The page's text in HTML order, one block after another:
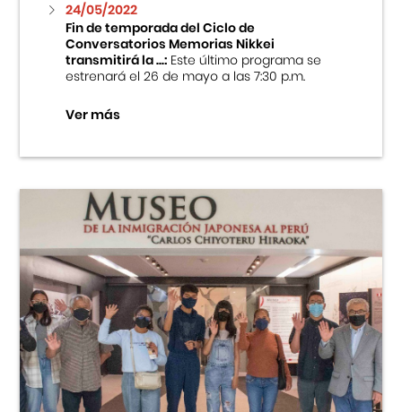
24/05/2022
Fin de temporada del Ciclo de
Conversatorios Memorias Nikkei
transmitirá la ...:Este último programa se
estrenará el 26 de mayo a las 7:30 p.m.
Ver más